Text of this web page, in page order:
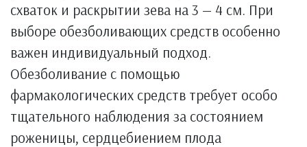
схваток и раскрытии зева на 3 — 4 см. При
выборе обезболивающих средств особенно
важен индивидуальный подход.
Обезболивание с помощью
фармакологических средств требует особо
тщательного наблюдения за состоянием
роженицы, сердцебиением плода